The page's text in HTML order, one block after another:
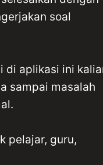
soal
di aplikasi ini
sampai masalah
pelajar, guru,